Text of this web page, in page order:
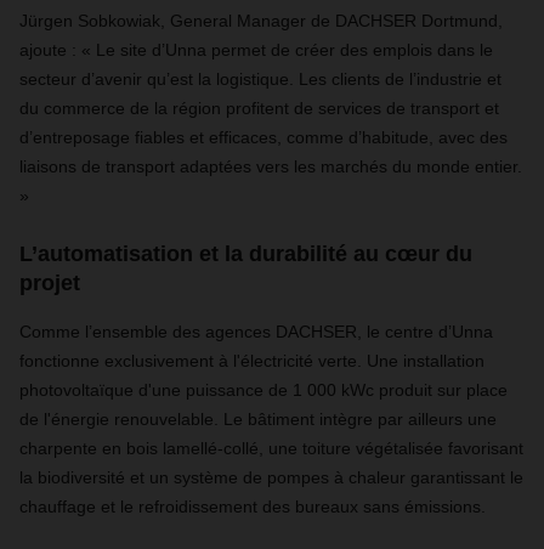
Jürgen Sobkowiak, General Manager de DACHSER Dortmund,
ajoute : « Le site d’Unna permet de créer des emplois dans le
secteur d’avenir qu’est la logistique. Les clients de l’industrie et
du commerce de la région profitent de services de transport et
d’entreposage fiables et efficaces, comme d’habitude, avec des
liaisons de transport adaptées vers les marchés du monde entier.
»
L’automatisation et la durabilité au cœur du
projet
Comme l’ensemble des agences DACHSER, le centre d’Unna
fonctionne exclusivement à l'électricité verte. Une installation
photovoltaïque d'une puissance de 1 000 kWc produit sur place
de l'énergie renouvelable. Le bâtiment intègre par ailleurs une
charpente en bois lamellé-collé, une toiture végétalisée favorisant
la biodiversité et un système de pompes à chaleur garantissant le
chauffage et le refroidissement des bureaux sans émissions.